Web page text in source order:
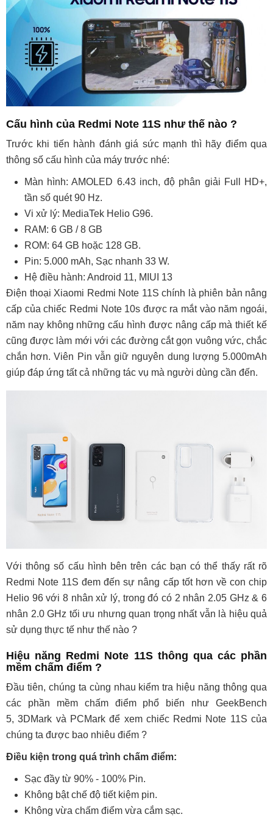
Cấu hình của Redmi Note 11S như thế nào ?
Trước khi tiến hành đánh giá sức mạnh thì hãy điểm qua
thông số cấu hình của máy trước nhé:
Màn hình: AMOLED 6.43 inch, độ phân giải Full HD+,
tần số quét 90 Hz.
Vi xử lý: MediaTek Helio G96.
RAM: 6 GB / 8 GB
ROM: 64 GB hoặc 128 GB.
Pin: 5.000 mAh, Sạc nhanh 33 W.
Hệ điều hành: Android 11, MIUI 13
Điện thoại Xiaomi Redmi Note 11S chính là phiên bản nâng
cấp của chiếc Redmi Note 10s được ra mắt vào năm ngoái,
năm nay không những cấu hình được nâng cấp mà thiết kế
cũng được làm mới với các đường cắt gọn vuông vức, chắc
chắn hơn. Viên Pin vẫn giữ nguyên dung lượng 5.000mAh
giúp đáp ứng tất cả những tác vụ mà người dùng cần đến.
Với thông số cấu hình bên trên các bạn có thể thấy rất rõ
Redmi Note 11S đem đến sự nâng cấp tốt hơn về con chip
Helio 96 với 8 nhân xử lý, trong đó có 2 nhân 2.05 GHz & 6
nhân 2.0 GHz tối ưu nhưng quan trọng nhất vẫn là hiệu quả
sử dụng thực tế như thế nào ?
Hiệu năng Redmi Note 11S thông qua các phần
mềm chấm điểm ?
Đầu tiên, chúng ta cùng nhau kiểm tra hiệu năng thông qua
các phần mềm chấm điểm phổ biến như GeekBench
5, 3DMark và PCMark để xem chiếc Redmi Note 11S của
chúng ta được bao nhiêu điểm ?
Điều kiện trong quá trình chấm điểm:
Sạc đầy từ 90% - 100% Pin.
Không bật chế độ tiết kiệm pin.
Không vừa chấm điểm vừa cắm sạc.